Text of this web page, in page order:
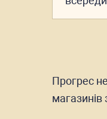
Прогрес
магазинів